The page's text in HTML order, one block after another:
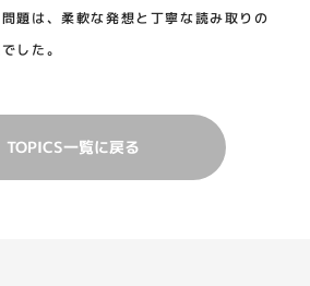
題は、柔軟な発想と丁寧な読み取りの
した。
TOPICS一覧に戻る